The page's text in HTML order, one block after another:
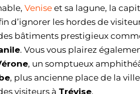
Venise et sa lagune, la
d’ignorer les hordes de
bâtiments prestigieux
. Vous vous plairez
, un somptueux
, plus ancienne place de la
visiteurs à Trévise.